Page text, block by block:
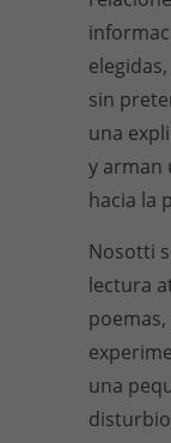
sin
una
y arman
hacia la
Nosotti
lectura
una